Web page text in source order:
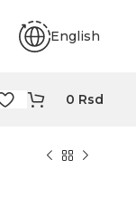
English
0 Rsd